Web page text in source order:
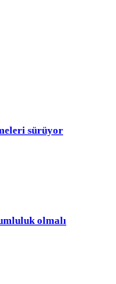
sürüyor
olmalı